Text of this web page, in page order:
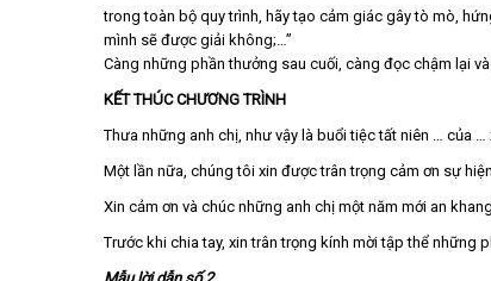
trong toàn bộ quy trình, hãy tạo cảm giác gây tò mò,
mình sẽ được giải không;…”
Càng những phần thưởng sau cuối, càng đọc chậm lại
KẾT THÚC CHƯƠNG TRÌNH
Thưa những anh chị, như vậy là buổi tiệc tất niên … của
Một lần nữa, chúng tôi xin được trân trọng cảm ơn sự
Xin cảm ơn và chúc những anh chị một năm mới an
Trước khi chia tay, xin trân trọng kính mời tập thể những